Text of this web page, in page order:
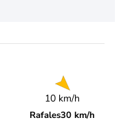
10 km/h
Rafales30 km/h